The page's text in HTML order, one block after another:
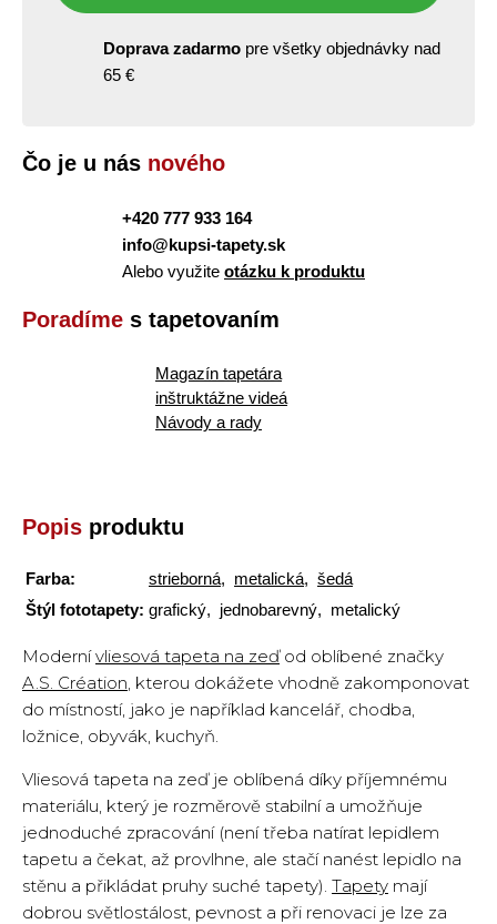
Doprava zadarmo pre všetky objednávky nad
65 €
Čo je u nás nového
+420 777 933 164
info@kupsi-tapety.sk
Alebo využite otázku k produktu
Poradíme s tapetovaním
Magazín tapetára
inštruktážne videá
Návody a rady
Popis produktu
Farba: strieborná, metalická, šedá
Štýl fototapety: grafický, jednobarevný, metalický
Modernívliesová tapeta na zeďod oblíbené značky
A.S. Création, kterou dokážete vhodně zakomponovat
do místností, jako je například kancelář, chodba,
ložnice, obyvák, kuchyň.
Vliesová tapeta na zeď je oblíbená díky příjemnému
materiálu, který je rozměrově stabilní a umožňuje
jednoduché zpracování (není třeba natírat lepidlem
tapetu a čekat, až provlhne, ale stačí nanést lepidlo na
stěnu a přikládat pruhy suché tapety). Tapety mají
dobrou světlostálost, pevnost a při renovaci je lze za